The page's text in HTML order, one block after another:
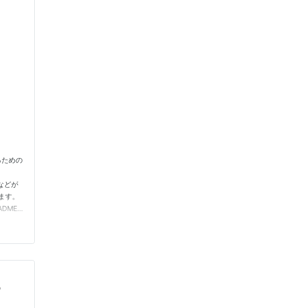
めの
どが
。